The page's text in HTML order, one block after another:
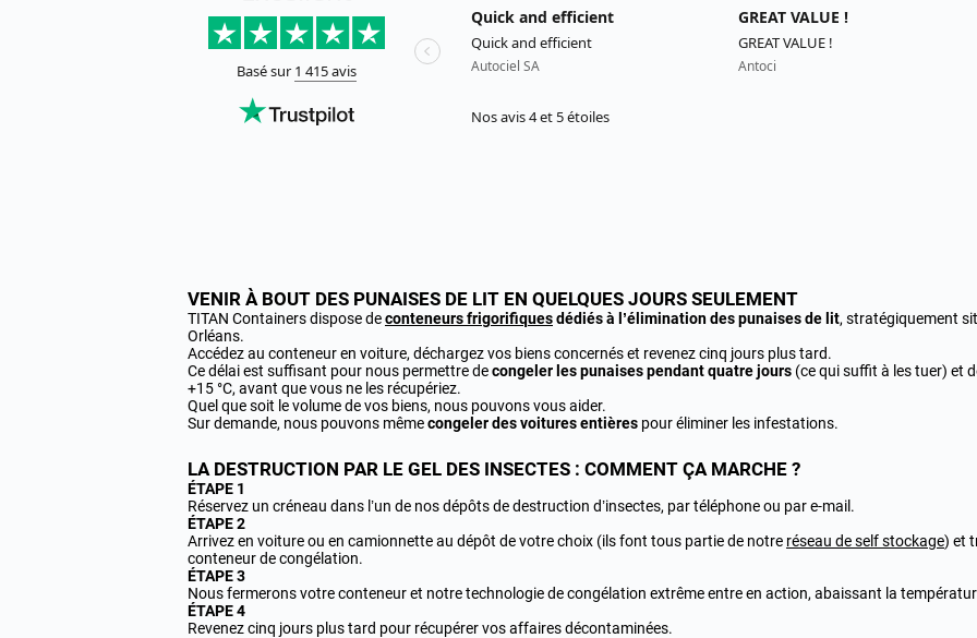
VENIR À BOUT DES PUNAISES DE LIT EN QUELQUES JOURS SEULEMENT
TITAN Containers dispose deconteneurs frigorifiquesdédiés à l’élimination des punaises de lit, stratégiquement
Orléans.
Accédez au conteneur en voiture, déchargez vos biens concernés et revenez cinq jours plus tard.
Ce délai est suffisant pour nous permettre decongeler les punaises pendant quatre jours (ce qui suffit à les tuer) et
+15 °C, avant que vous ne les récupériez.
Quel que soit le volume de vos biens, nous pouvons vous aider.
Sur demande, nous pouvons mêmecongeler des voitures entières pour éliminer les infestations.
LA DESTRUCTION PAR LE GEL DES INSECTES : COMMENT ÇA MARCHE ?
ÉTAPE 1
Réservez un créneau dans l’un de nos dépôts de destruction d’insectes, par téléphone ou par e-mail.
ÉTAPE 2
Arrivez en voiture ou en camionnette au dépôt de votre choix (ils font tous partie de notre réseau de self stockage) et
conteneur de congélation.
ÉTAPE 3
Nous fermerons votre conteneur et notre technologie de congélation extrême entre en action, abaissant la
ÉTAPE 4
Revenez cinq jours plus tard pour récupérer vos affaires décontaminées.